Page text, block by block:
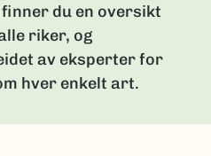
du en oversikt
riker, og
av eksperter for
hver enkelt art.